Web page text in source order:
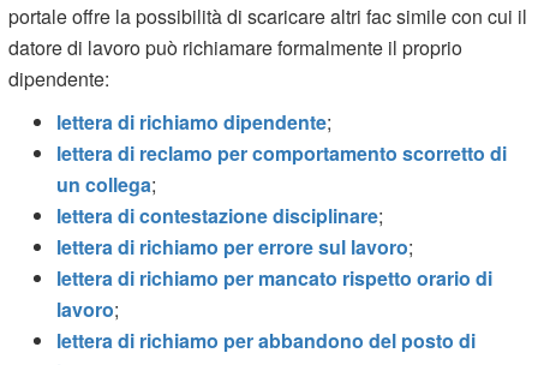
portale offre la possibilità di scaricare altri fac simile con cui il
datore di lavoro può richiamare formalmente il proprio
dipendente:
lettera di richiamo dipendente;
lettera di reclamo per comportamento scorretto di
un collega;
lettera di contestazione disciplinare;
lettera di richiamo per errore sul lavoro;
lettera di richiamo per mancato rispetto orario di
lavoro;
lettera di richiamo per abbandono del posto di